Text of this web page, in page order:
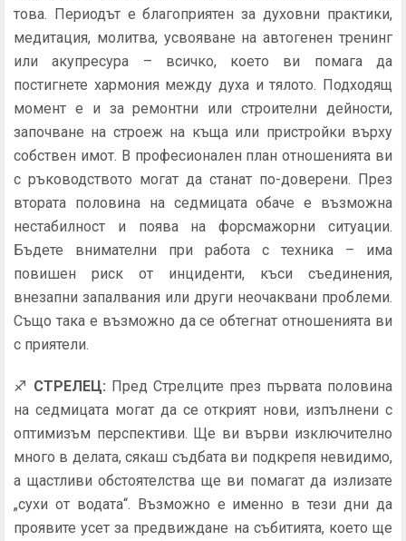
това. Периодът е благоприятен за духовни практики,
медитация, молитва, усвояване на автогенен тренинг
или акупресура – всичко, което ви помага да
постигнете хармония между духа и тялото. Подходящ
момент е и за ремонтни или строителни дейности,
започване на строеж на къща или пристройки върху
собствен имот. В професионален план отношенията ви
с ръководството могат да станат по-доверени. През
втората половина на седмицата обаче е възможна
нестабилност и поява на форсмажорни ситуации.
Бъдете внимателни при работа с техника – има
повишен риск от инциденти, къси съединения,
внезапни запалвания или други неочаквани проблеми.
Също така е възможно да се обтегнат отношенията ви
с приятели.
♐ СТРЕЛЕЦ: Пред Стрелците през първата половина
на седмицата могат да се открият нови, изпълнени с
оптимизъм перспективи. Ще ви върви изключително
много в делата, сякаш съдбата ви подкрепя невидимо,
а щастливи обстоятелства ще ви помагат да излизате
„сухи от водата“. Възможно е именно в тези дни да
проявите усет за предвиждане на събитията, което ще